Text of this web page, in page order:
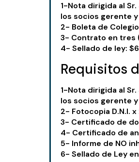
1-Nota dirigida al
los socios gerente
2- Boleta de
3- Contrato en tres
4- Sellado de ley:
Requisitos
1-Nota dirigida al
los socios gerente
2- Fotocopia D.N.I. x
3- Certificado de
4- Certificado de
5- Informe de NO
6- Sellado de Ley